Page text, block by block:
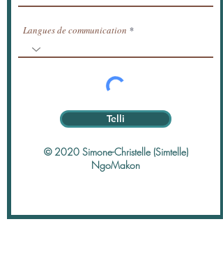
Langues de communication
Telli
© 2020 Simone-Christelle (Simtelle)
NgoMakon